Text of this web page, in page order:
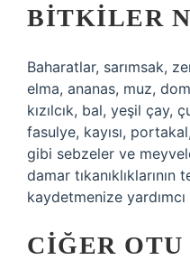
BITKILER
Baharatlar, sarımsak,
elma, ananas, muz,
kızılcık, bal, yeşil çay,
fasulye, kayısı,
gibi sebzeler ve
damar
kaydetmenize yardımcı
CIĞER